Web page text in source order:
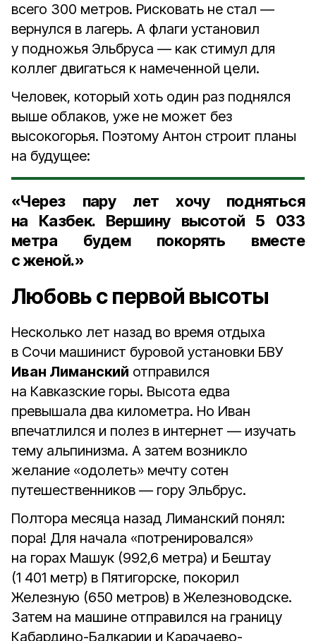
всего 300 метров. Рисковать не стал —
вернулся в лагерь. А флаги установил
у подножья Эльбруса — как стимул для
коллег двигаться к намеченной цели.
Человек, который хоть один раз поднялся
выше облаков, уже не может без
высокогорья. Поэтому Антон строит планы
на будущее:
«Через пару лет хочу подняться
на Казбек. Вершину высотой 5 033
метра будем покорять вместе
с женой.»
Любовь с первой высоты
Несколько лет назад во время отдыха
в Сочи машинист буровой установки БВУ
Иван Лиманский отправился
на Кавказские горы. Высота едва
превышала два километра. Но Иван
впечатлился и полез в интернет — изучать
тему альпинизма. А затем возникло
желание «одолеть» мечту сотен
путешественников — гору Эльбрус.
Полтора месяца назад Лиманский понял:
пора! Для начала «потренировался»
на горах Машук (992,6 метра) и Бештау
(1 401 метр) в Пятигорске, покорил
Железную (650 метров) в Железноводске.
Затем на машине отправился на границу
Кабардино-Балкарии и Карачаево-